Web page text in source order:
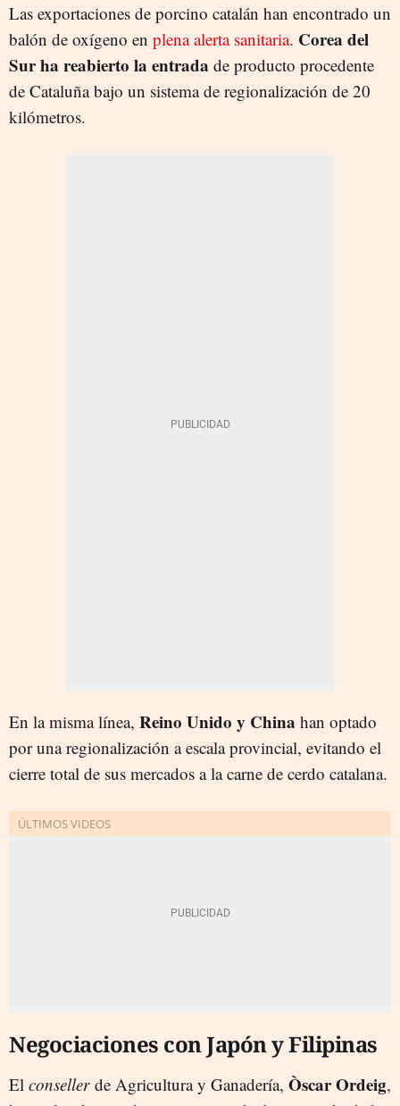
Las exportaciones de porcino catalán han encontrado un
balón de oxígeno en plena alerta sanitaria. Corea del
Sur ha reabierto la entrada de producto procedente
de Cataluña bajo un sistema de regionalización de 20
kilómetros.
En la misma línea, Reino Unido y China han optado
por una regionalización a escala provincial, evitando el
cierre total de sus mercados a la carne de cerdo catalana.
Negociaciones con Japón y Filipinas
El conseller de Agricultura y Ganadería, Òscar Ordeig,